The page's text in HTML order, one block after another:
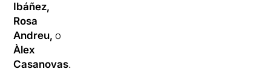
Ibáñez,
Rosa
Andreu,o
Àlex
Casanovas.